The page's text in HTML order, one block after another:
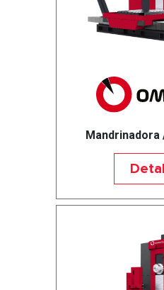
Mandrinadora